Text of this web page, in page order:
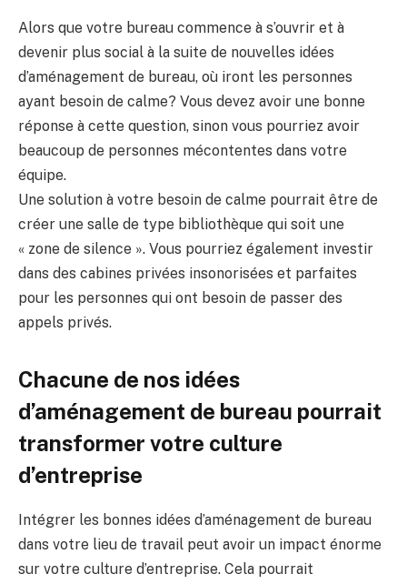
Alors que votre bureau commence à s’ouvrir et à
devenir plus social à la suite de nouvelles idées
d’aménagement de bureau, où iront les personnes
ayant besoin de calme? Vous devez avoir une bonne
réponse à cette question, sinon vous pourriez avoir
beaucoup de personnes mécontentes dans votre
équipe.
Une solution à votre besoin de calme pourrait être de
créer une salle de type bibliothèque qui soit une
« zone de silence ». Vous pourriez également investir
dans des cabines privées insonorisées et parfaites
pour les personnes qui ont besoin de passer des
appels privés.
Chacune de nos idées
d’aménagement de bureau pourrait
transformer votre culture
d’entreprise
Intégrer les bonnes idées d’aménagement de bureau
dans votre lieu de travail peut avoir un impact énorme
sur votre culture d’entreprise. Cela pourrait